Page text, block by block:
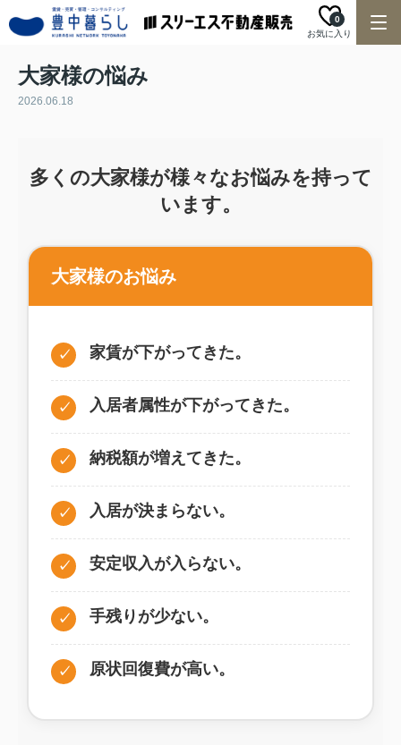
お気に入り
0
大家様の悩み
2026.06.18
多くの大家様が様々なお悩みを持って
います。
大家様のお悩み
✓ 家賃が下がってきた。
✓ 入居者属性が下がってきた。
✓ 納税額が増えてきた。
✓ 入居が決まらない。
✓ 安定収入が入らない。
✓ 手残りが少ない。
✓ 原状回復費が高い。